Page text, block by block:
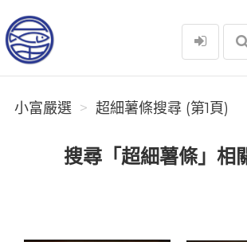
小富嚴選
小富嚴選 超細薯條搜尋 (第1頁)
搜尋「超細薯條」相